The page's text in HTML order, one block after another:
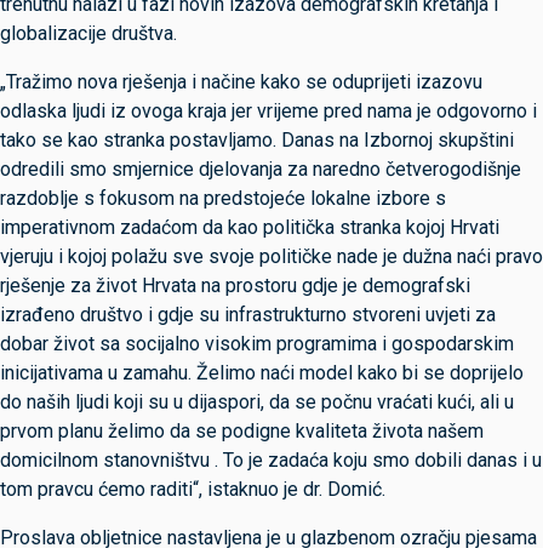
globalizacije društva.
„Tražimo nova rješenja i načine kako se oduprijeti izazovu
odlaska ljudi iz ovoga kraja jer vrijeme pred nama je odgovorno i
tako se kao stranka postavljamo. Danas na Izbornoj skupštini
odredili smo smjernice djelovanja za naredno četverogodišnje
razdoblje s fokusom na predstojeće lokalne izbore s
imperativnom zadaćom da kao politička stranka kojoj Hrvati
vjeruju i kojoj polažu sve svoje političke nade je dužna naći pravo
rješenje za život Hrvata na prostoru gdje je demografski
izrađeno društvo i gdje su infrastrukturno stvoreni uvjeti za
dobar život sa socijalno visokim programima i gospodarskim
inicijativama u zamahu. Želimo naći model kako bi se doprijelo
do naših ljudi koji su u dijaspori, da se počnu vraćati kući, ali u
prvom planu želimo da se podigne kvaliteta života našem
domicilnom stanovništvu . To je zadaća koju smo dobili danas i u
tom pravcu ćemo raditi“, istaknuo je dr. Domić.
Proslava obljetnice nastavljena je u glazbenom ozračju pjesama